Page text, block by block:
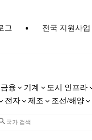
그
전국 지원사업
금융 기계 도시 인프라
전자 제조 조선/해양